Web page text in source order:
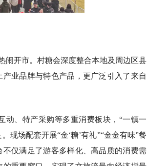
闹开市。村糖会深度整合本地及周边区县
业品牌与特色产品，更广泛引入了来自
动、特产采购等多重消费板块，“一镇一
现场配套开展“金‘糖’有礼”“金金有味”餐
仅满足了游客多样化、高品质的消费需